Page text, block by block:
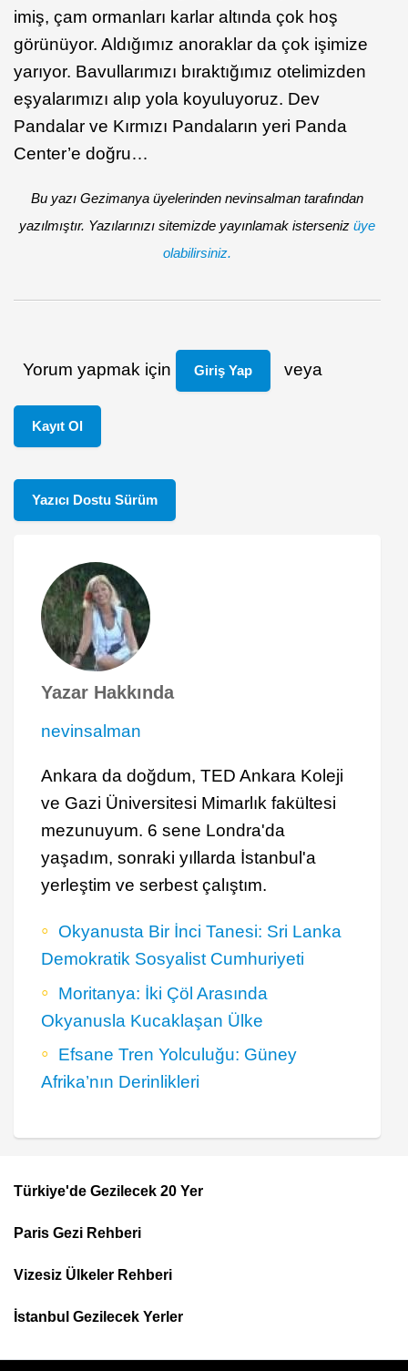
imiş, çam ormanları karlar altında çok hoş
görünüyor. Aldığımız anoraklar da çok işimize
yarıyor. Bavullarımızı bıraktığımız otelimizden
eşyalarımızı alıp yola koyuluyoruz. Dev
Pandalar ve Kırmızı Pandaların yeri Panda
Center’e doğru…
Bu yazı Gezimanya üyelerinden nevinsalman tarafından
yazılmıştır. Yazılarınızı sitemizde yayınlamak isterseniz üye
olabilirsiniz.
Yorum yapmak için Giriş Yap veya
Kayıt Ol
Yazıcı Dostu Sürüm
Yazar Hakkında
nevinsalman
Ankara da doğdum, TED Ankara Koleji
ve Gazi Üniversitesi Mimarlık fakültesi
mezunuyum. 6 sene Londra'da
yaşadım, sonraki yıllarda İstanbul'a
yerleştim ve serbest çalıştım.
Okyanusta Bir İnci Tanesi: Sri Lanka
Demokratik Sosyalist Cumhuriyeti
Moritanya: İki Çöl Arasında
Okyanusla Kucaklaşan Ülke
Efsane Tren Yolculuğu: Güney
Afrika’nın Derinlikleri
Top
Menu
Türkiye'de Gezilecek 20 Yer
Paris Gezi Rehberi
Vizesiz Ülkeler Rehberi
İstanbul Gezilecek Yerler